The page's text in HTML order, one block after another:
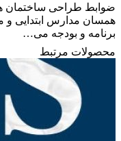
طراحی ساختمان های
و بودجه می…
مرتبط